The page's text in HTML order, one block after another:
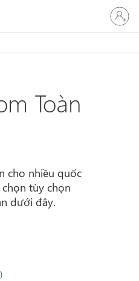
Đăng
nhập
tài
của
Toàn
cho nhiều quốc
tùy chọn
dưới đây.